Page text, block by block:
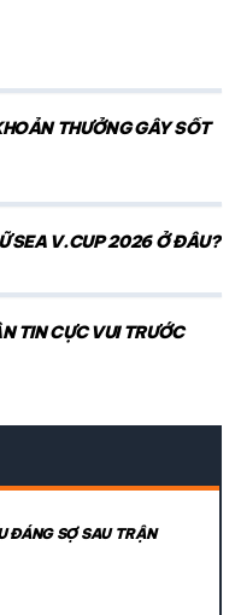
THƯỞNG GÂY SỐT
SEA V.CUP 2026 Ở ĐÂU?
TIN CỰC VUI TRƯỚC
ĐÁNG SỢ SAU TRẬN